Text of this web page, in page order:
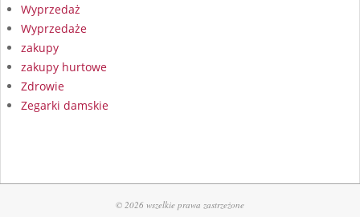
Wyprzedaż
Wyprzedaże
zakupy
zakupy hurtowe
Zdrowie
Zegarki damskie
© 2026 wszelkie prawa zastrzeżone